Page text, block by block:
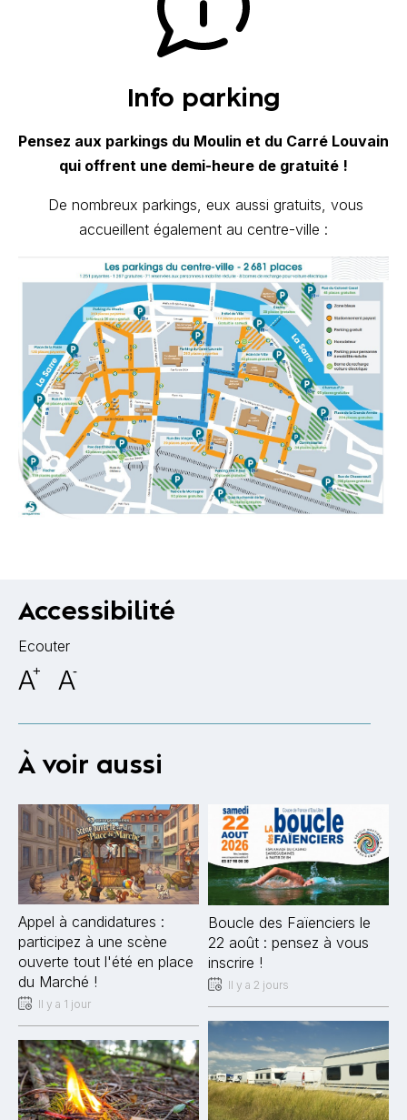
Info parking
Pensez aux parkings du Moulin et du Carré Louvain
qui offrent une demi-heure de gratuité !
De nombreux parkings, eux aussi gratuits, vous
accueillent également au centre-ville :
Accessibilité
Ecouter
A+ A-
À voir aussi
Appel à candidatures :
participez à une scène
ouverte tout l'été en place
du Marché !
Il y a 1 jour
Boucle des Faïenciers le
22 août : pensez à vous
inscrire !
Il y a 2 jours